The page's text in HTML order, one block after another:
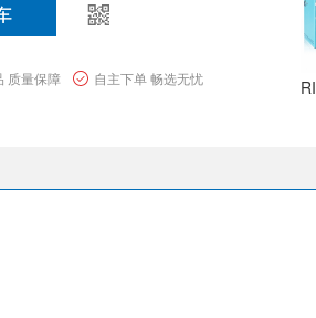
质量保障 自主下单 畅选无忧